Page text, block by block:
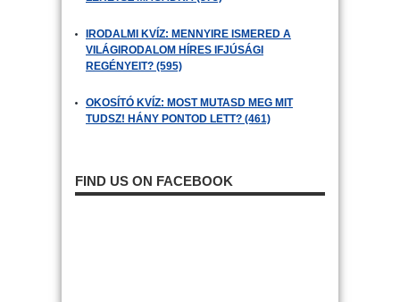
IRODALMI KVÍZ: MENNYIRE ISMERED A
VILÁGIRODALOM HÍRES IFJÚSÁGI
REGÉNYEIT? (595)
OKOSÍTÓ KVÍZ: MOST MUTASD MEG MIT
TUDSZ! HÁNY PONTOD LETT? (461)
FIND US ON FACEBOOK